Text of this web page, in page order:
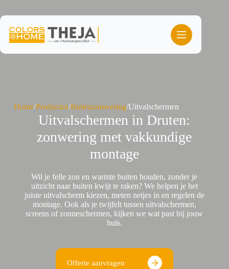
de
inhoud
Home/Producten/Buitenzonwering/Uitvalschermen
Uitvalschermen in Druten:
zonwering met vakkundige
montage
Wil je felle zon en warmte buiten houden, zonder je
uitzicht naar buiten kwijt te raken? We helpen je het
juiste uitvalscherm kiezen, meten netjes in en regelen de
montage. Ook als je twijfelt tussen uitvalschermen,
screens of zonneschermen, kijken we wat past bij jouw
huis.
Offerte aanvragen